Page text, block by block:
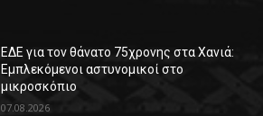
ΕΔΕ για τον θάνατο 75χρονης στα Χανιά:
Εμπλεκόμενοι αστυνομικοί στο
μικροσκόπιο
07.08.2026